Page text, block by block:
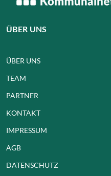
ÜBER UNS
ÜBER UNS
TEAM
PARTNER
KONTAKT
IMPRESSUM
AGB
DATENSCHUTZ